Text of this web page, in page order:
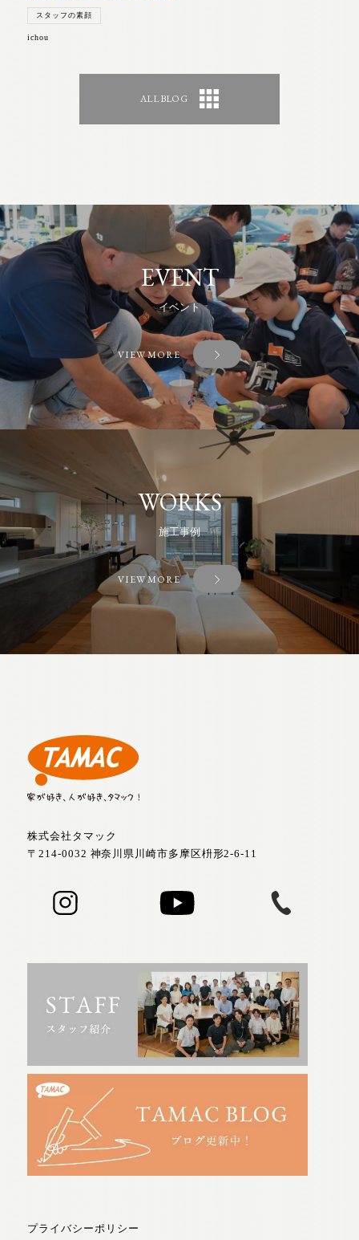
スタッフの素顔
ichou
ALL BLOG
EVENT
イベント
VIEW MORE
WORKS
施工事例
VIEW MORE
株式会社タマック
〒214-0032 神奈川県川崎市多摩区枡形2-6-11
プライバシーポリシー